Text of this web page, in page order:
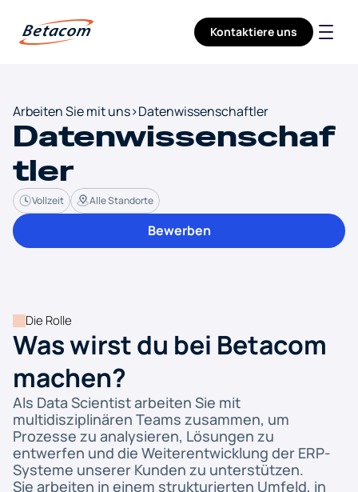
Karrieren
Kontaktiere uns
Arbeiten Sie mit uns>Datenwissenschaftler
Datenwissenschaf
tler
Vollzeit Alle Standorte
Bewerben
Die Rolle
Was wirst du bei Betacom
machen?
Als Data Scientist arbeiten Sie mit
multidisziplinären Teams zusammen, um
Prozesse zu analysieren, Lösungen zu
entwerfen und die Weiterentwicklung der ERP-
Systeme unserer Kunden zu unterstützen.
Sie arbeiten in einem strukturierten Umfeld, in